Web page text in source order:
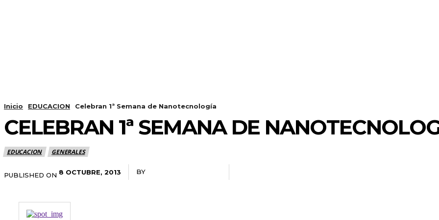
Inicio EDUCACION Celebran 1ª Semana de Nanotecnología
CELEBRAN 1ª SEMANA DE
EDUCACION GENERALES
PUBLISHED ON 8 OCTUBRE, 2013 BY